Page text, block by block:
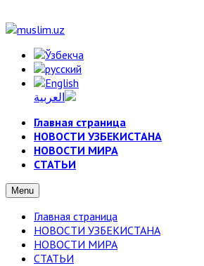
Главная страница
НОВОСТИ УЗБЕКИСТАНА
НОВОСТИ МИРА
СТАТЬИ
Menu
Главная страница
НОВОСТИ УЗБЕКИСТАНА
НОВОСТИ МИРА
СТАТЬИ